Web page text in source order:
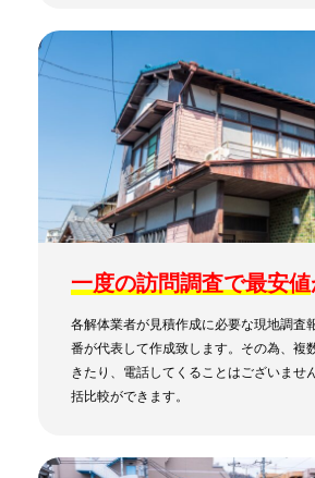
一度の訪問調査で最安値
各解体業者が見積作成に必要な現地調査
番が代表して作成致します。その為、複
きたり、電話してくることはございませ
括比較ができます。